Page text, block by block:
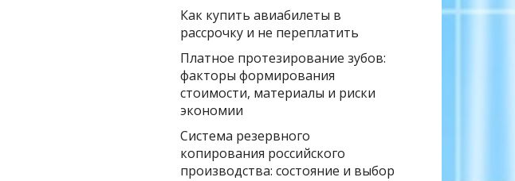
Как купить авиабилеты в
рассрочку и не переплатить
Платное протезирование зубов:
факторы формирования
стоимости, материалы и риски
экономии
Система резервного
копирования российского
производства: состояние и выбор